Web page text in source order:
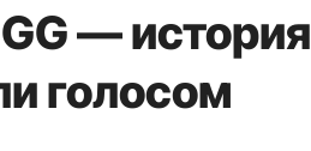
— история
голосом